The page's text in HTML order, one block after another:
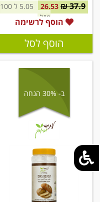
37.9 ₪
26.53
5.05 ל 100
מ''ל
הוסף לרשימה
הוסף לסל
ב- 30% הנחה